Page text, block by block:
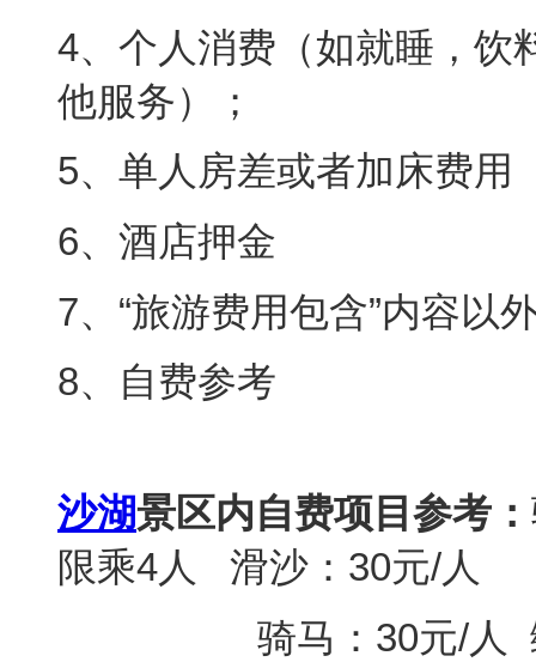
4、个人消费（如就睡，饮
他服务）；
5、单人房差或者加床费用
6、酒店押金
7、“旅游费用包含”内容以
8、自费参考
沙湖景区内自费项目参考：
限乘4人 滑沙： 30元/人
骑马： 30元/人